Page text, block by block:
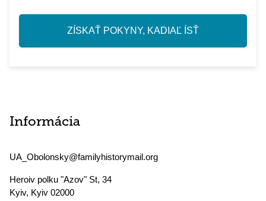
ZÍSKAŤ POKYNY, KADIAĽ ÍSŤ
Informácia
UA_Obolonsky@familyhistorymail.org
Heroiv polku "Azov" St, 34
Kyiv, Kyiv 02000